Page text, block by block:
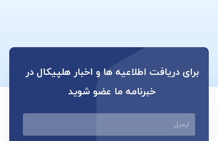
برای دریافت اطلاعیه ها و اخبار هلپیکال در
خبرنامه ما عضو شوید
ایمیل